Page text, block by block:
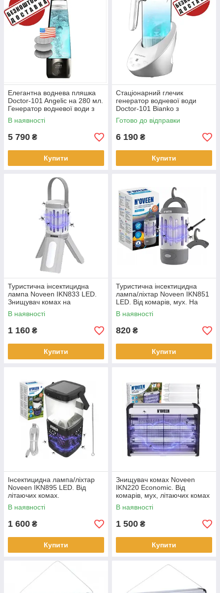
Елегантна воднева пляшка
Doctor-101 Angelic на 280 мл.
Генератор водневої води з
мембраною DuPont для
будь-якого типу води
В наявності
5 790 ₴
Купити
Стаціонарний глечик
генератор водневої води
Doctor-101 Bianko з
американською мембраною
DuPont та функцією магнітної
Готово до відправки
6 190 ₴
Купити
Туристична інсектицидна
лампа Noveen IKN833 LED.
Знищувач комах на
батарейках 6 Вт на 40 кв.м.
В наявності
1 160 ₴
Купити
Туристична інсектицидна
лампа/ліхтар Noveen IKN851
LED. Від комарів, мух. На
акумуляторі.
В наявності
820 ₴
Купити
Інсектицидна лампа/ліхтар
Noveen IKN895 LED. Від
літаючих комах.
Світлодіодна, на сонячній
батареї
В наявності
1 600 ₴
Купити
Знищувач комах Noveen
IKN220 Economic. Від
комарів, мух, літаючих комах
до 40 кв.м, 20 Вт
В наявності
1 500 ₴
Купити